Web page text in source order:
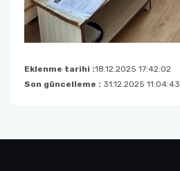
Eklenme tarihi :18.12.2025 17:42:02
Son güncelleme : 31.12.2025 11:04:43